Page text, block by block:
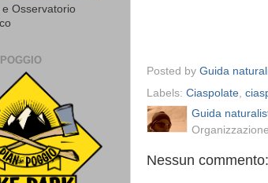
Posted by Guida
Labels: Ciaspolate
Guida
Nessun commento:
e Osservatorio